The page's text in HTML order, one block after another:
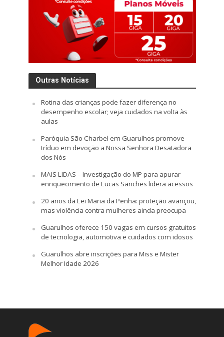
Outras Notícias
Rotina das crianças pode fazer diferença no
desempenho escolar; veja cuidados na volta às
aulas
Paróquia São Charbel em Guarulhos promove
tríduo em devoção a Nossa Senhora Desatadora
dos Nós
MAIS LIDAS – Investigação do MP para apurar
enriquecimento de Lucas Sanches lidera acessos
20 anos da Lei Maria da Penha: proteção avançou,
mas violência contra mulheres ainda preocupa
Guarulhos oferece 150 vagas em cursos gratuitos
de tecnologia, automotiva e cuidados com idosos
Guarulhos abre inscrições para Miss e Mister
Melhor Idade 2026